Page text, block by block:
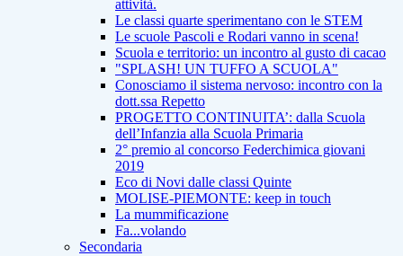
attività.
Le classi quarte sperimentano con le STEM
Le scuole Pascoli e Rodari vanno in scena!
Scuola e territorio: un incontro al gusto di cacao
"SPLASH! UN TUFFO A SCUOLA"
Conosciamo il sistema nervoso: incontro con la
dott.ssa Repetto
PROGETTO CONTINUITA’: dalla Scuola
dell’Infanzia alla Scuola Primaria
2° premio al concorso Federchimica giovani
2019
Eco di Novi dalle classi Quinte
MOLISE-PIEMONTE: keep in touch
La mummificazione
Fa...volando
Secondaria